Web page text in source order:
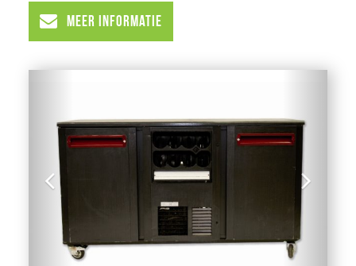
Meer informatie